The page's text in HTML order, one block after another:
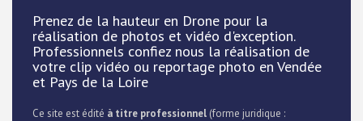
Prenez de la hauteur en Drone pour la
réalisation de photos et vidéo d'exception.
Professionnels confiez nous la réalisation de
votre clip vidéo ou reportage photo en Vendée
et Pays de la Loire
Ce site est édité à titre professionnel (forme juridique :